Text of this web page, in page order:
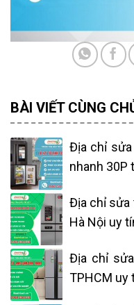
BÀI VIẾT CÙNG
Địa chỉ sửa
nhanh 30P
Địa chỉ sửa
Hà Nội uy
Địa chỉ
TPHCM uy